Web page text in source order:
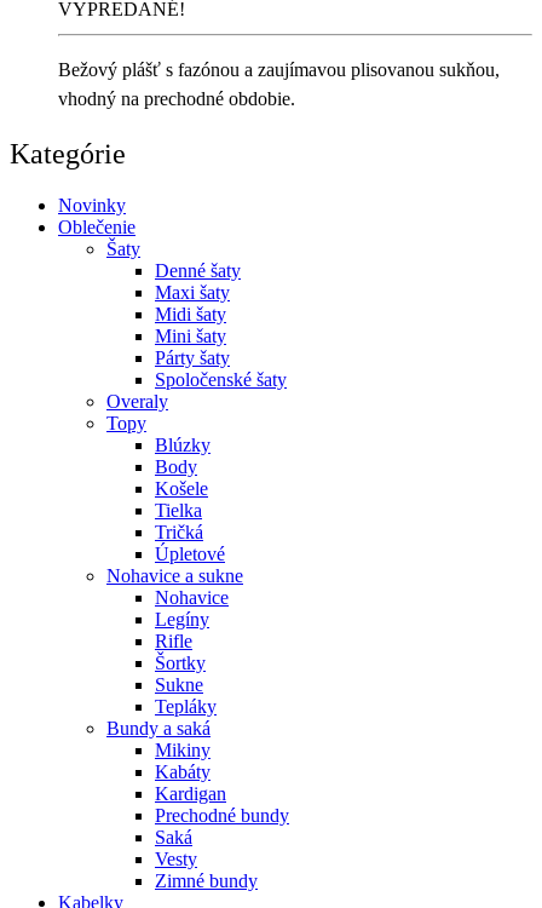
VYPREDANÉ!
Bežový plášť s fazónou a zaujímavou plisovanou sukňou,
vhodný na prechodné obdobie.
Kategórie
Novinky
Oblečenie
Šaty
Denné šaty
Maxi šaty
Midi šaty
Mini šaty
Párty šaty
Spoločenské šaty
Overaly
Topy
Blúzky
Body
Košele
Tielka
Tričká
Úpletové
Nohavice a sukne
Nohavice
Legíny
Rifle
Šortky
Sukne
Tepláky
Bundy a saká
Mikiny
Kabáty
Kardigan
Prechodné bundy
Saká
Vesty
Zimné bundy
Kabelky